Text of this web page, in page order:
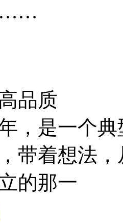
……
品质
，是一个
带着想法
的那一